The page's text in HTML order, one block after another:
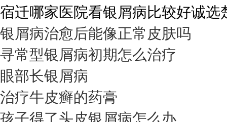
宿迁哪家医院看银屑病比较好诚选
银屑病治愈后能像正常皮肤吗
寻常型银屑病初期怎么治疗
眼部长银屑病
治疗牛皮癣的药膏
孩子得了头皮银屑病怎么办